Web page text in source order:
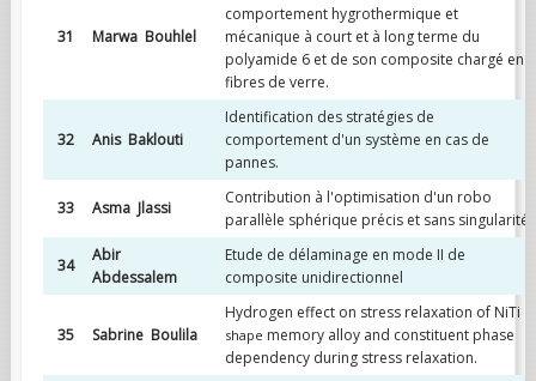
31 Marwa Bouhlel
comportement hygrothermique et
mécanique à court et à long terme du
polyamide 6 et de son composite chargé en
fibres de verre.
32 Anis Baklouti
Identification des stratégies de
comportement d'un système en cas de
pannes.
33 Asma Jlassi
Contribution à l'optimisation d'un robo
parallèle sphérique précis et sans singularité
34
Abir
Abdessalem
Etude de délaminage en mode II de
composite unidirectionnel
35 Sabrine Boulila
Hydrogen effect on stress relaxation of NiTi
shape memory alloy and constituent phase
dependency during stress relaxation.